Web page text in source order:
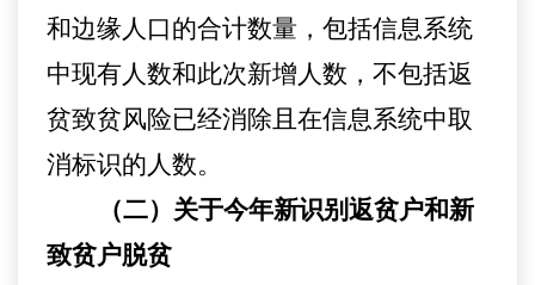
和边缘人口的合计数量，包括信息系统
中现有人数和此次新增人数，不包括返
贫致贫风险已经消除且在信息系统中取
消标识的人数。
（二） 关于今年新识别返贫户和新
致贫户脱贫